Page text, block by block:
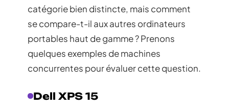
catégorie bien distincte, mais comment
se compare-t-il aux autres ordinateurs
portables haut de gamme ? Prenons
quelques exemples de machines
concurrentes pour évaluer cette question.
Dell XPS 15